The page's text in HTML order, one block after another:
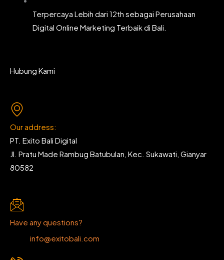
Terpercaya Lebih dari 12th sebagai Perusahaan
Digital Online Marketing Terbaik di Bali.
Hubung Kami
Our address:
PT. Exito Bali Digital
Jl. Pratu Made Rambug Batubulan, Kec. Sukawati, Gianyar
80582
Have any questions?
info@exitobali.com